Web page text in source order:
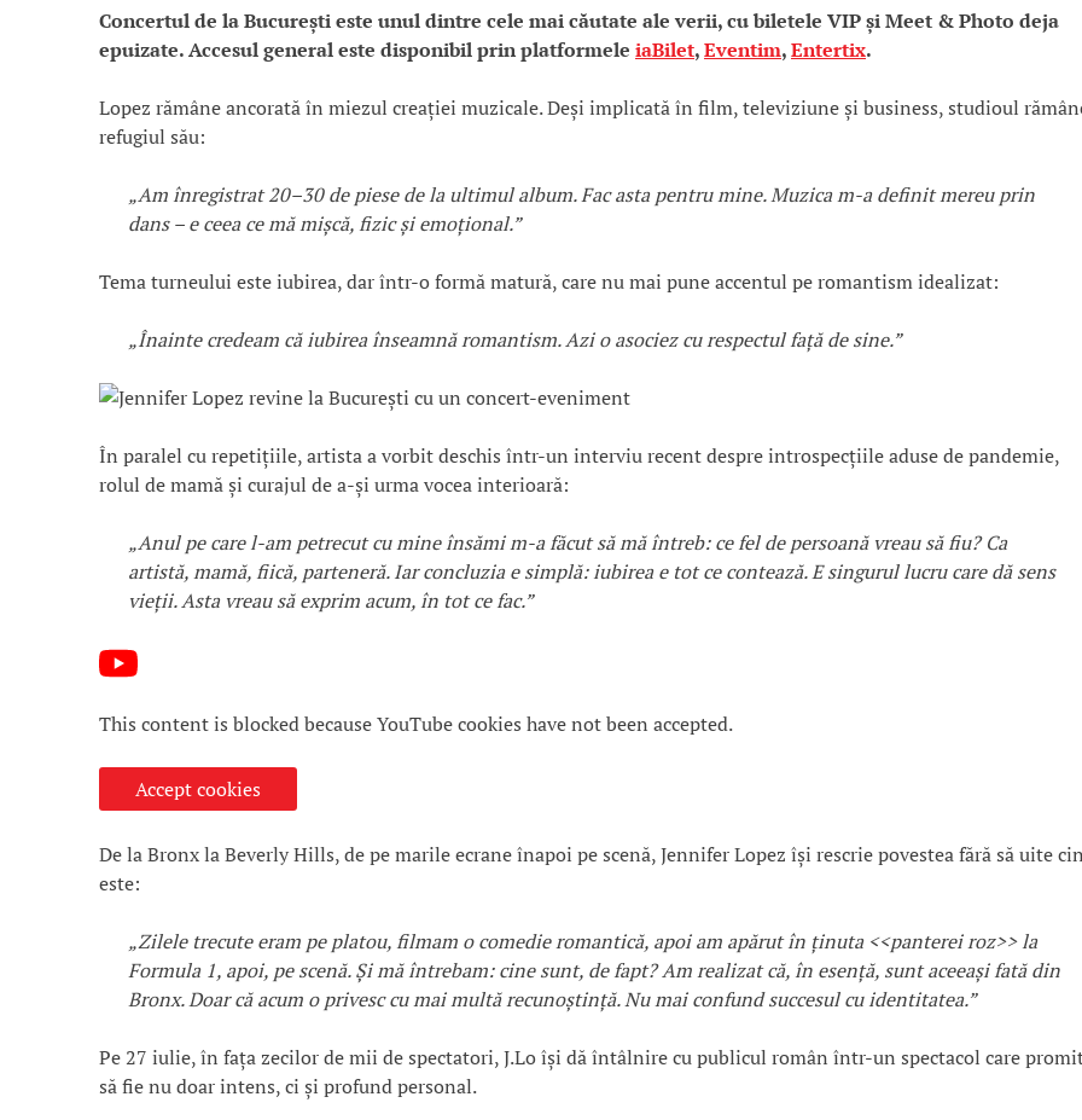
Concertul de la București este unul dintre cele mai căutate ale verii, cu biletele VIP și Meet & Photo deja
epuizate. Accesul general este disponibil prin platformele iaBilet,Eventim,Entertix.
Lopez rămâne ancorată în miezul creației muzicale. Deși implicată în film, televiziune și business, studioul
refugiul său:
„Am înregistrat 20–30 de piese de la ultimul album. Fac asta pentru mine. Muzica m-a definit mereu prin
dans – e ceea ce mă mișcă, fizic și emoțional.”
Tema turneului este iubirea, dar într-o formă matură, care nu mai pune accentul pe romantism idealizat:
„Înainte credeam că iubirea înseamnă romantism. Azi o asociez cu respectul față de sine.”
În paralel cu repetițiile, artista a vorbit deschis într-un interviu recent despre introspecțiile aduse de pandemie,
rolul de mamă și curajul de a-și urma vocea interioară:
„Anul pe care l-am petrecut cu mine însămi m-a făcut să mă întreb: ce fel de persoană vreau să fiu? Ca
artistă, mamă, fiică, parteneră. Iar concluzia e simplă: iubirea e tot ce contează. E singurul lucru care dă sens
vieții. Asta vreau să exprim acum, în tot ce fac.”
This content is blocked because YouTube cookies have not been accepted.
Accept cookies
De la Bronx la Beverly Hills, de pe marile ecrane înapoi pe scenă, Jennifer Lopez își rescrie povestea fără să uite
este:
„Zilele trecute eram pe platou, filmam o comedie romantică, apoi am apărut în ținuta <<panterei roz>> la
Formula 1, apoi, pe scenă. Și mă întrebam: cine sunt, de fapt? Am realizat că, în esență, sunt aceeași fată din
Bronx. Doar că acum o privesc cu mai multă recunoștință. Nu mai confund succesul cu identitatea.”
Pe 27 iulie, în fața zecilor de mii de spectatori, J.Lo își dă întâlnire cu publicul român într-un spectacol care
să fie nu doar intens, ci și profund personal.